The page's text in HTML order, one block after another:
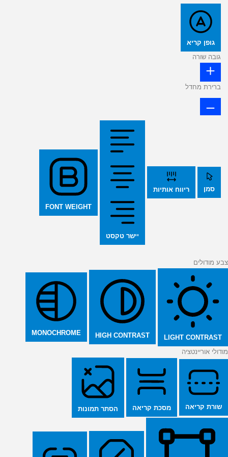
גופן קריא
גובה שורה
ברירת מחדל
סמן ריווח אותיות
יישר טקסט
FONT WEIGHT
צבע מודולים
LIGHT CONTRAST
HIGH CONTRAST
MONOCHROME
מודולי אוריינטציה
שורת קריאה מסכת קריאה הסתר תמונות